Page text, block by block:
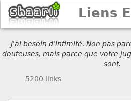
Liens
J'ai besoin d'intimité. Non pas
douteuses, mais parce que votre
sont.
5200 links